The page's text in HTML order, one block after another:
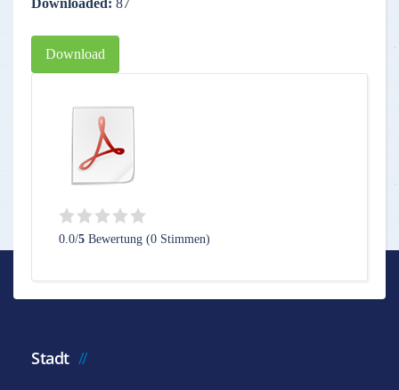
Downloaded: 87
Download
0.0/5 Bewertung (0 Stimmen)
Stadt